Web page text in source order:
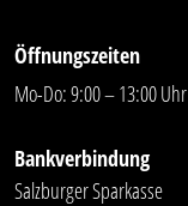
Öffnungszeiten
Mo-Do: 9:00 – 13:00 Uhr
Bankverbindung
Salzburger Sparkasse